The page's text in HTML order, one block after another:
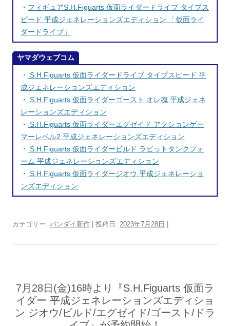
・ フィギュアS.H.Figuarts 仮面ライダードライブ タイプス
ピード 平成ジェネレーションズエディション 「仮面ライ
ダードライブ」
ヤマダウェブコム
・ S.H.Figuarts 仮面ライダードライブ タイプスピード 平
成ジェネレーションズエディション
・ S.H.Figuarts 仮面ライダーゴースト オレ魂 平成ジェネ
レーションズエディション
・ S.H.Figuarts 仮面ライダーエグゼイド アクションゲー
マーレベル2 平成ジェネレーションズエディション
・ S.H.Figuarts 仮面ライダービルド ラビットタンクフォ
ーム 平成ジェネレーションズエディション
・ S.H.Figuarts 仮面ライダージオウ 平成ジェネレーショ
ンズエディション
カテゴリー: バンダイ新作 | 投稿日: 2023年7月28日
7月28日(金)16時より『S.H.Figuarts 仮面ラ
イダー 平成ジェネレーションズエディショ
ン ジオウ/ビルド/エグゼイド/ゴースト/ドラ